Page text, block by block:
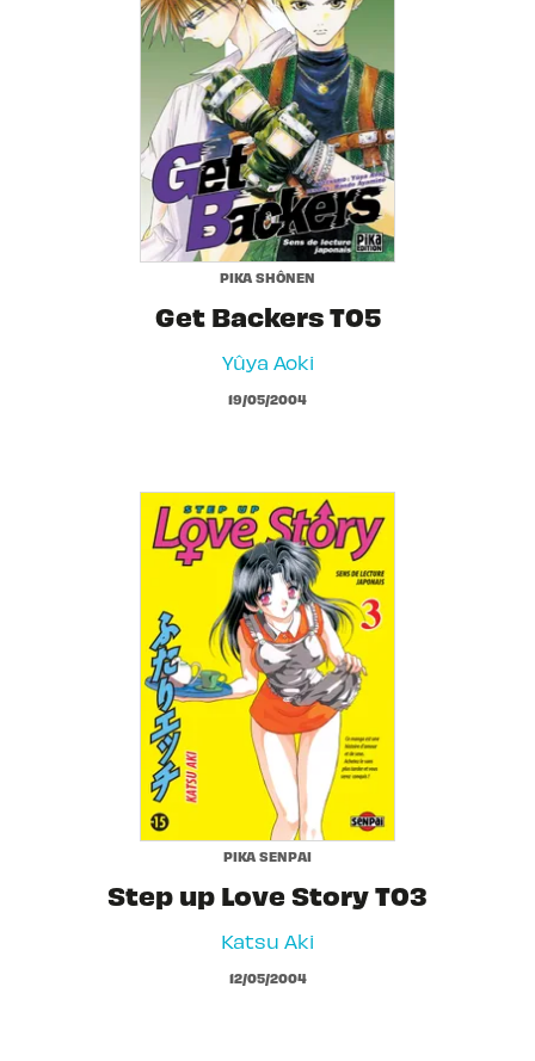
PIKA SHÔNEN
Get Backers T05
Yûya Aoki
19/05/2004
PIKA SENPAI
Step up Love Story T03
Katsu Aki
12/05/2004